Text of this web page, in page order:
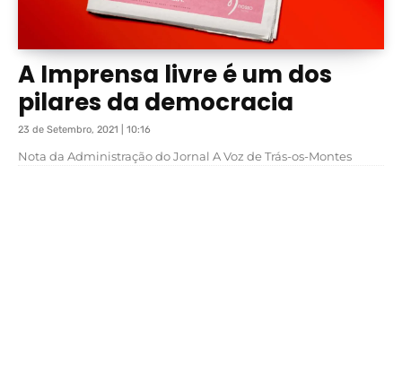
A Imprensa livre é um dos
pilares da democracia
23 de Setembro, 2021 | 10:16
Nota da Administração do Jornal A Voz de Trás-os-Montes